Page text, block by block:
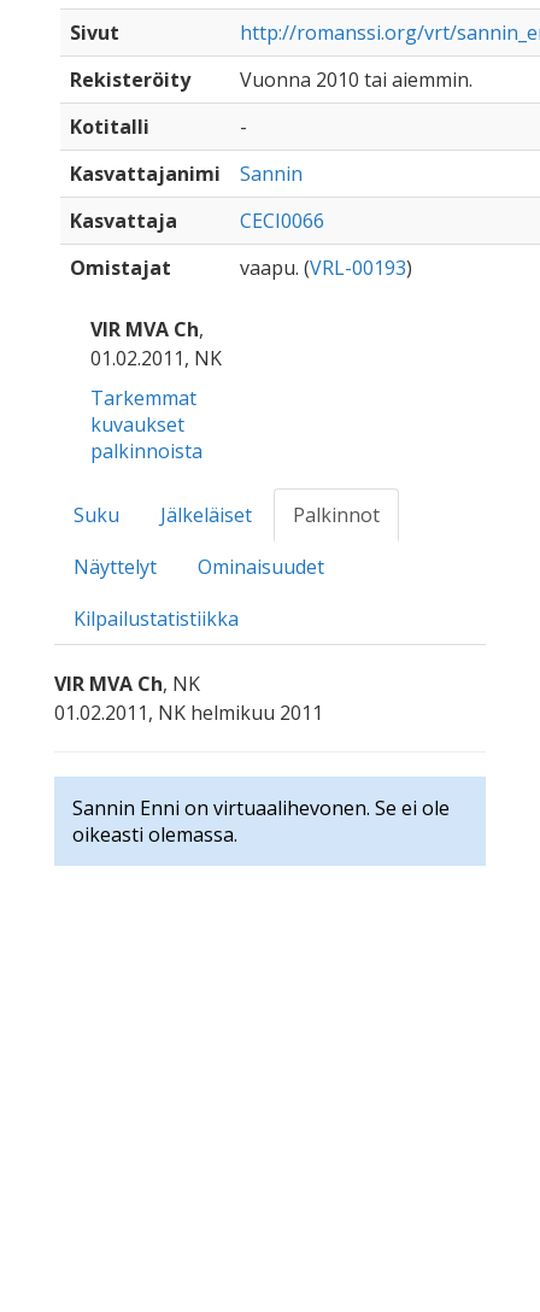
Sivut
http://romanssi.org/vrt/
Rekisteröity
Vuonna 2010 tai aiemmin.
Kotitalli
-
Kasvattajanimi
Sannin
Kasvattaja
CECI0066
Omistajat
vaapu. (VRL-00193)
VIR MVA Ch,
01.02.2011, NK
Tarkemmat
kuvaukset
palkinnoista
Suku Jälkeläiset
Palkinnot
Näyttelyt
Ominaisuudet
Kilpailustatistiikka
VIR MVA Ch, NK
01.02.2011, NK helmikuu 2011
Sannin Enni on virtuaalihevonen. Se ei ole
oikeasti olemassa.